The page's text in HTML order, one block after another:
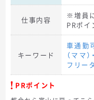
仕事内容
※増員
PRポ
キーワード
車通勤
（ママ
フリー
PRポイント